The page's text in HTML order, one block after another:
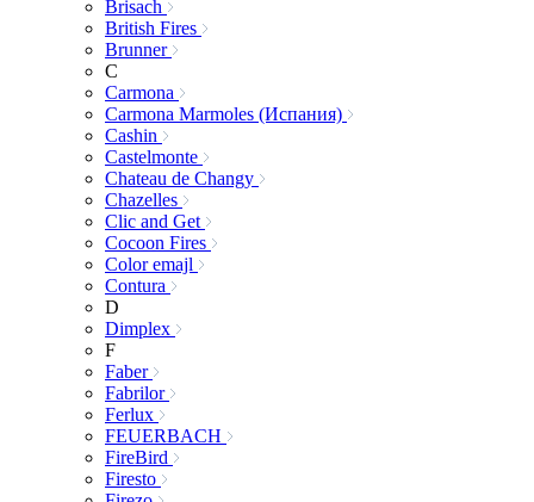
Brisach
British Fires
Brunner
C
Carmona
Carmona Marmoles (Испания)
Cashin
Castelmonte
Chateau de Changy
Chazelles
Clic and Get
Cocoon Fires
Color emajl
Contura
D
Dimplex
F
Faber
Fabrilor
Ferlux
FEUERBACH
FireBird
Firesto